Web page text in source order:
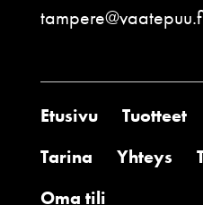
Etusivu Tuotteet
Tarina
Yhteys
Oma tili